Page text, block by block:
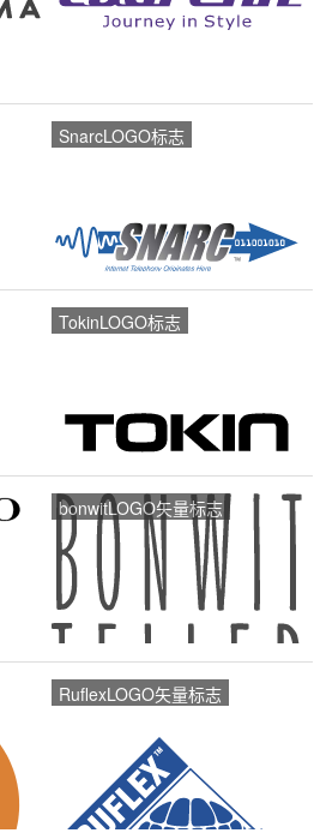
SnarcLOGO标志
TokinLOGO标志
bonwitLOGO矢量标志
RuflexLOGO矢量标志